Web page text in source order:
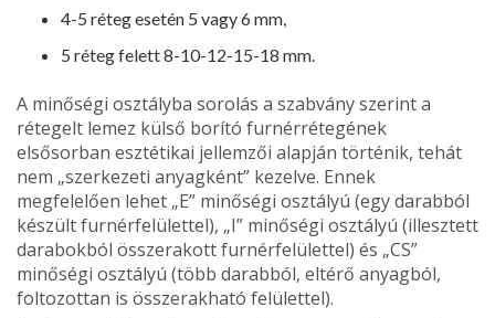
4-5 réteg esetén 5 vagy 6 mm,
5 réteg felett 8-10-12-15-18 mm.
A minőségi osztályba sorolás a szabvány sze­rint a
rétegelt lemez külső borító furnérrétegének
elsősorban esztétikai jellemzői alapján történik, tehát
nem „szerkezeti anyagként” kezelve. Ennek
megfelelően lehet „E” minőségi osztályú (egy da­rabból
készült furnérfelülettel), „I” minőségi osztá­lyú (illesztett
darabokból összerakott furnérfelülettel) és „CS”
minőségi osztályú (több darabból, eltérő anyagból,
foltozottan is összerakható felü­lettel).